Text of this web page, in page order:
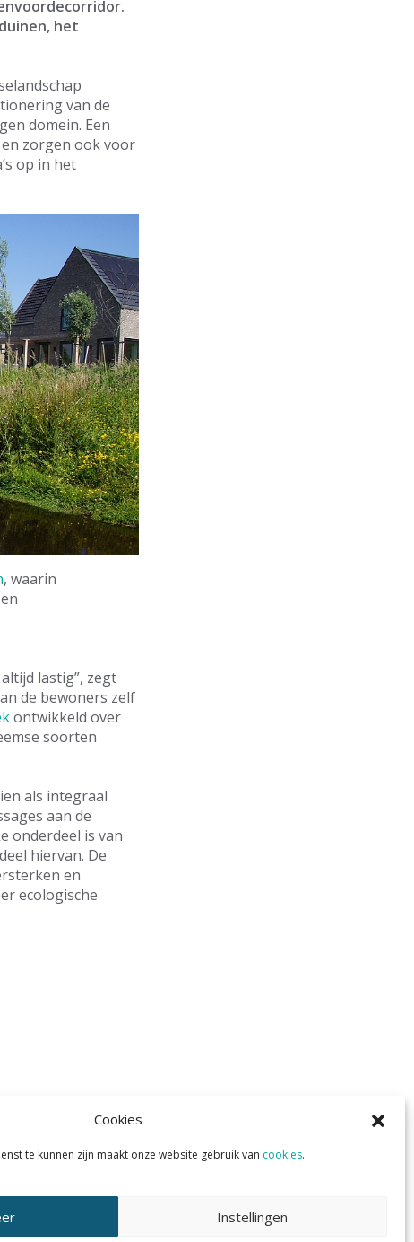
Cookies
te kunnen zijn maakt onze website gebruik van cookies.
Instellingen
het
van de
domein. Een
zorgen ook voor
op in het
, waarin
lastig”, zegt
de bewoners zelf
ontwikkeld over
soorten
als integraal
aan de
onderdeel is van
hiervan. De
en
ecologische